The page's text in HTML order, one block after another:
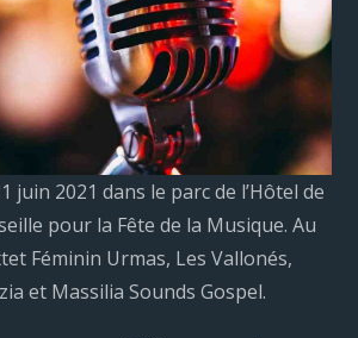
juin 2021 dans le parc de l’Hôtel de
pour la Fête de la Musique. Au
Féminin Urmas, Les Vallonés,
et Massilia Sounds Gospel.